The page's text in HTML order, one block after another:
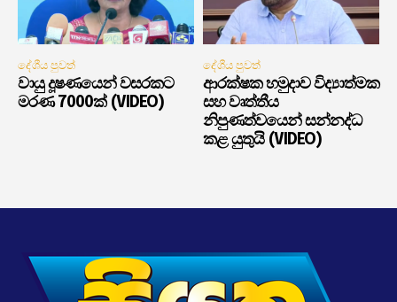
දේශීය පුවත්
වායු දූෂණයෙන් වසරකට
මරණ 7000ක් (VIDEO)
දේශීය පුවත්
ආරක්ෂක හමුදාව විද්‍යාත්මක
සහ වෘත්තීය
නිපුණත්වයෙන් සන්නද්ධ
කළ යුතුයි (VIDEO)